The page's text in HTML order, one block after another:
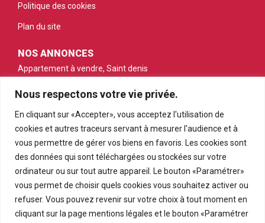
Nous respectons votre vie privée.
En cliquant sur «Accepter», vous acceptez l'utilisation de
cookies et autres traceurs servant à mesurer l'audience et à
vous permettre de gérer vos biens en favoris. Les cookies sont
des données qui sont téléchargées ou stockées sur votre
ordinateur ou sur tout autre appareil. Le bouton «Paramétrer»
vous permet de choisir quels cookies vous souhaitez activer ou
refuser. Vous pouvez revenir sur votre choix à tout moment en
cliquant sur la page mentions légales et le bouton «Paramétrer
Politique des cookies
Plan du site
NOS ANNONCES
Appartement à vendre, Saint denis
Maison à vendre, Saint denis
Appartement à vendre, Saint gilles les bains
Appartement à vendre, Saint pierre
Terrain à vendre, Petite ile